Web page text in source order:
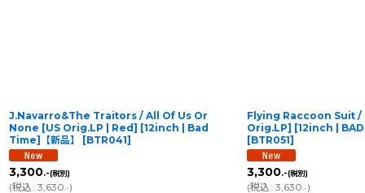
J.Navarro&The Traitors / All Of Us Or
None [US Orig.LP | Red] [12inch | Bad
Time]【新品】
[BTR041]
3,300.-(税別)
(税込: 3,630 .-)
Flying Raccoon Suit
Orig.LP] [12inch | BAD
[BTR051]
3,300.-(税別)
(税込: 3,630 .-)